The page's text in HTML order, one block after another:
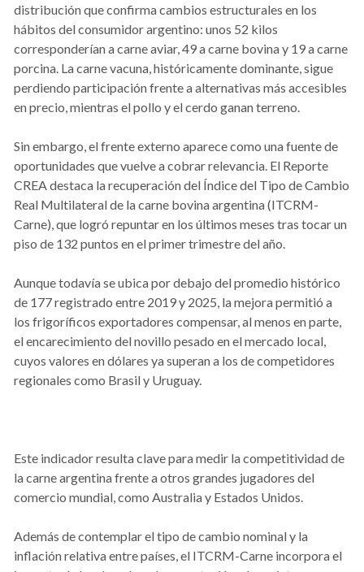
distribución que confirma cambios estructurales en los
hábitos del consumidor argentino: unos 52 kilos
corresponderían a carne aviar, 49 a carne bovina y 19 a carne
porcina. La carne vacuna, históricamente dominante, sigue
perdiendo participación frente a alternativas más accesibles
en precio, mientras el pollo y el cerdo ganan terreno.
Sin embargo, el frente externo aparece como una fuente de
oportunidades que vuelve a cobrar relevancia. El Reporte
CREA destaca la recuperación del Índice del Tipo de Cambio
Real Multilateral de la carne bovina argentina (ITCRM-
Carne), que logró repuntar en los últimos meses tras tocar un
piso de 132 puntos en el primer trimestre del año.
Aunque todavía se ubica por debajo del promedio histórico
de 177 registrado entre 2019 y 2025, la mejora permitió a
los frigoríficos exportadores compensar, al menos en parte,
el encarecimiento del novillo pesado en el mercado local,
cuyos valores en dólares ya superan a los de competidores
regionales como Brasil y Uruguay.
Este indicador resulta clave para medir la competitividad de
la carne argentina frente a otros grandes jugadores del
comercio mundial, como Australia y Estados Unidos.
Además de contemplar el tipo de cambio nominal y la
inflación relativa entre países, el ITCRM-Carne incorpora el